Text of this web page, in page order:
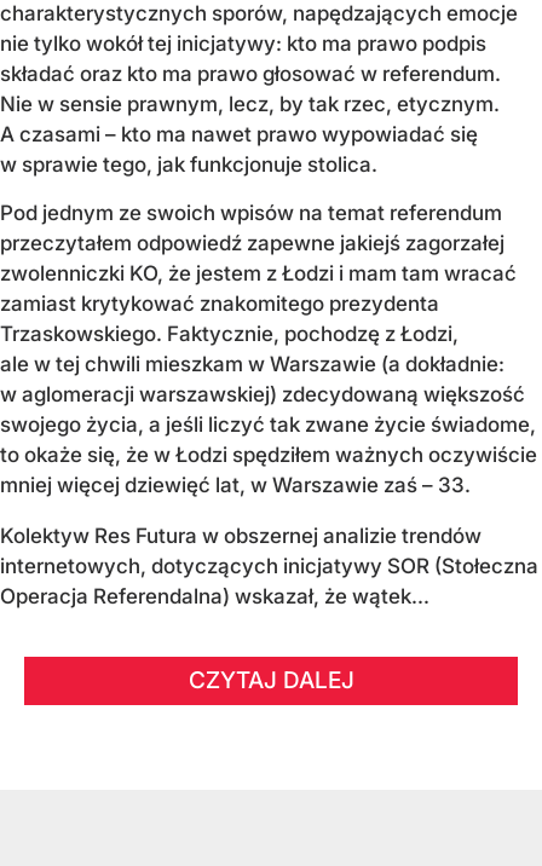
charakterystycznych sporów, napędzających emocje
nie tylko wokół tej inicjatywy: kto ma prawo podpis
składać oraz kto ma prawo głosować w referendum.
Nie w sensie prawnym, lecz, by tak rzec, etycznym.
A czasami – kto ma nawet prawo wypowiadać się
w sprawie tego, jak funkcjonuje stolica.
Pod jednym ze swoich wpisów na temat referendum
przeczytałem odpowiedź zapewne jakiejś zagorzałej
zwolenniczki KO, że jestem z Łodzi i mam tam wracać
zamiast krytykować znakomitego prezydenta
Trzaskowskiego. Faktycznie, pochodzę z Łodzi,
ale w tej chwili mieszkam w Warszawie (a dokładnie:
w aglomeracji warszawskiej) zdecydowaną większość
swojego życia, a jeśli liczyć tak zwane życie świadome,
to okaże się, że w Łodzi spędziłem ważnych oczywiście
mniej więcej dziewięć lat, w Warszawie zaś – 33.
Kolektyw Res Futura w obszernej analizie trendów
internetowych, dotyczących inicjatywy SOR (Stołeczna
Operacja Referendalna) wskazał, że wątek...
CZYTAJ DALEJ